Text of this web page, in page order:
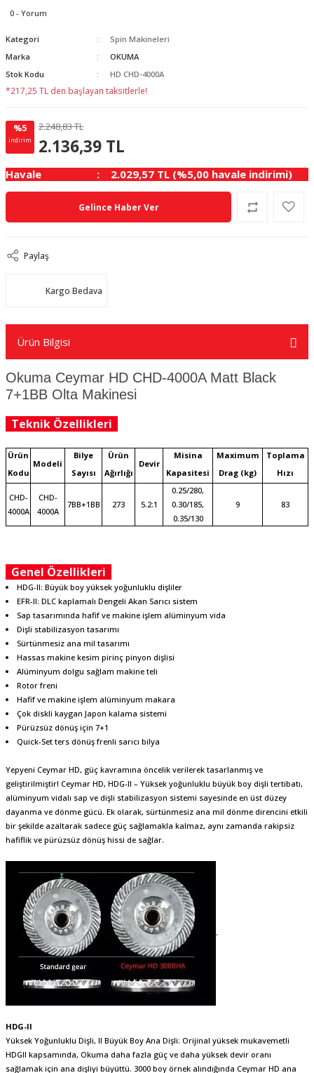
0 - Yorum
Kategori
Spin Makineleri
Marka
OKUMA
Stok Kodu
HD CHD-4000A
*217,25 TL den başlayan taksitlerle!
%5
indirim
2.248,83 TL
2.136,39 TL
Havale 2.029,57 TL (%5,00 havale indirimi)
Gelince Haber Ver
Paylaş
Kargo Bedava
Ürün Bilgisi
Okuma Ceymar HD CHD-4000A Matt Black
7+1BB Olta Makinesi
Teknik Özellikleri
Ürün
Kodu
Modeli
Bilye
Sayısı
Ürün
Ağırlığı
Devir
Misina
Kapasitesi
Maximum
Drag (kg)
Toplama
Hızı
CHD-
4000A
CHD-
4000A
7BB+1BB 273 5.2:1
0.25/280,
0.30/185,
0.35/130
9 83
Genel Özellikleri
HDG-II: Büyük boy yüksek yoğunluklu dişliler
EFR-II: DLC kaplamalı Dengeli Akan Sarıcı sistem
Sap tasarımında hafif ve makine işlem alüminyum vida
Dişli stabilizasyon tasarımı
Sürtünmesiz ana mil tasarımı
Hassas makine kesim pirinç pinyon dişlisi
Alüminyum dolgu sağlam makine teli
Rotor freni
Hafif ve makine işlem alüminyum makara
Çok diskli kaygan Japon kalama sistemi
Pürüzsüz dönüş için 7+1
Quick-Set ters dönüş frenli sarıcı bilya
Yepyeni Ceymar HD, güç kavramına öncelik verilerek tasarlanmış ve
geliştirilmiştir! Ceymar HD, HDG-II – Yüksek yoğunluklu büyük boy dişli tertibatı,
alüminyum vidalı sap ve dişli stabilizasyon sistemi sayesinde en üst düzey
dayanma ve dönme gücü. Ek olarak, sürtünmesiz ana mil dönme direncini etkili
bir şekilde azaltarak sadece güç sağlamakla kalmaz, aynı zamanda rakipsiz
hafiflik ve pürüzsüz dönüş hissi de sağlar.
.
HDG-II
Yüksek Yoğunluklu Dişli, II Büyük Boy Ana Dişli: Orijinal yüksek mukavemetli
HDGII kapsamında, Okuma daha fazla güç ve daha yüksek devir oranı
sağlamak için ana dişliyi büyüttü. 3000 boy örnek alındığında Ceymar HD ana